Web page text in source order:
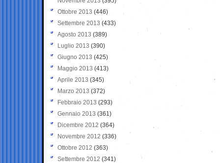
Ottobre 2013 (446)
Settembre 2013 (433)
Agosto 2013 (389)
Luglio 2013 (390)
Giugno 2013 (425)
Maggio 2013 (413)
Aprile 2013 (345)
Marzo 2013 (372)
Febbraio 2013 (293)
Gennaio 2013 (361)
Dicembre 2012 (364)
Novembre 2012 (336)
Ottobre 2012 (363)
Settembre 2012 (341)